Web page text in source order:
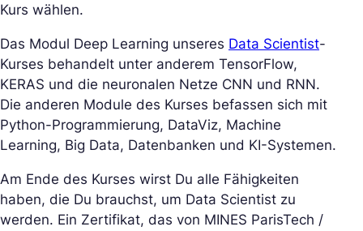
Kurs wählen.
Das Modul Deep Learning unseres Data Scientist-
Kurses behandelt unter anderem TensorFlow,
KERAS und die neuronalen Netze CNN und RNN.
Die anderen Module des Kurses befassen sich mit
Python-Programmierung, DataViz, Machine
Learning, Big Data, Datenbanken und KI-Systemen.
Am Ende des Kurses wirst Du alle Fähigkeiten
haben, die Du brauchst, um Data Scientist zu
werden. Ein Zertifikat, das von MINES ParisTech /